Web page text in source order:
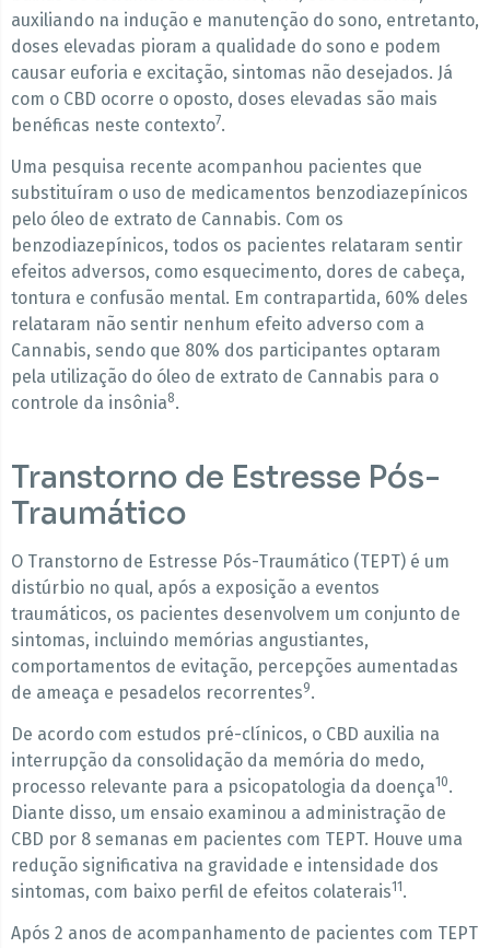
auxiliando na indução e manutenção do sono, entretanto,
doses elevadas pioram a qualidade do sono e podem
causar euforia e excitação, sintomas não desejados. Já
com o CBD ocorre o oposto, doses elevadas são mais
benéficas neste contexto7.
Uma pesquisa recente acompanhou pacientes que
substituíram o uso de medicamentos benzodiazepínicos
pelo óleo de extrato de Cannabis. Com os
benzodiazepínicos, todos os pacientes relataram sentir
efeitos adversos, como esquecimento, dores de cabeça,
tontura e confusão mental. Em contrapartida, 60% deles
relataram não sentir nenhum efeito adverso com a
Cannabis, sendo que 80% dos participantes optaram
pela utilização do óleo de extrato de Cannabis para o
controle da insônia8.
Transtorno de Estresse Pós-
Traumático
O Transtorno de Estresse Pós-Traumático (TEPT) é um
distúrbio no qual, após a exposição a eventos
traumáticos, os pacientes desenvolvem um conjunto de
sintomas, incluindo memórias angustiantes,
comportamentos de evitação, percepções aumentadas
de ameaça e pesadelos recorrentes9.
De acordo com estudos pré-clínicos, o CBD auxilia na
interrupção da consolidação da memória do medo,
processo relevante para a psicopatologia da doença10.
Diante disso, um ensaio examinou a administração de
CBD por 8 semanas em pacientes com TEPT. Houve uma
redução significativa na gravidade e intensidade dos
sintomas, com baixo perfil de efeitos colaterais11 .
Após 2 anos de acompanhamento de pacientes com TEPT